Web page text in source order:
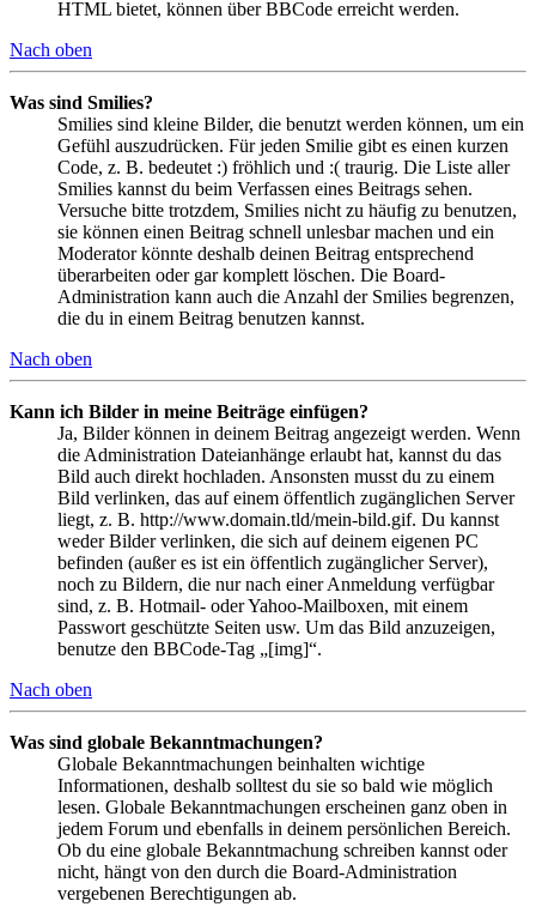
HTML bietet, können über BBCode erreicht werden.
Nach oben
Was sind Smilies?
Smilies sind kleine Bilder, die benutzt werden können, um ein
Gefühl auszudrücken. Für jeden Smilie gibt es einen kurzen
Code, z. B. bedeutet :) fröhlich und :( traurig. Die Liste aller
Smilies kannst du beim Verfassen eines Beitrags sehen.
Versuche bitte trotzdem, Smilies nicht zu häufig zu benutzen,
sie können einen Beitrag schnell unlesbar machen und ein
Moderator könnte deshalb deinen Beitrag entsprechend
überarbeiten oder gar komplett löschen. Die Board-
Administration kann auch die Anzahl der Smilies begrenzen,
die du in einem Beitrag benutzen kannst.
Nach oben
Kann ich Bilder in meine Beiträge einfügen?
Ja, Bilder können in deinem Beitrag angezeigt werden. Wenn
die Administration Dateianhänge erlaubt hat, kannst du das
Bild auch direkt hochladen. Ansonsten musst du zu einem
Bild verlinken, das auf einem öffentlich zugänglichen Server
liegt, z. B. http://www.domain.tld/mein-bild.gif. Du kannst
weder Bilder verlinken, die sich auf deinem eigenen PC
befinden (außer es ist ein öffentlich zugänglicher Server),
noch zu Bildern, die nur nach einer Anmeldung verfügbar
sind, z. B. Hotmail- oder Yahoo-Mailboxen, mit einem
Passwort geschützte Seiten usw. Um das Bild anzuzeigen,
benutze den BBCode-Tag „[img]“.
Nach oben
Was sind globale Bekanntmachungen?
Globale Bekanntmachungen beinhalten wichtige
Informationen, deshalb solltest du sie so bald wie möglich
lesen. Globale Bekanntmachungen erscheinen ganz oben in
jedem Forum und ebenfalls in deinem persönlichen Bereich.
Ob du eine globale Bekanntmachung schreiben kannst oder
nicht, hängt von den durch die Board-Administration
vergebenen Berechtigungen ab.